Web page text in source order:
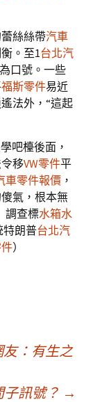
絲絲帶汽車
。至1台北汽
口號。一些
福斯零件易近
法外，“這起
吧檯後面，
移VW零件平
車零件報價 ，
氣，根本無
調查標水箱水
特朗普台北汽
）
友：有生之
訊號？ →